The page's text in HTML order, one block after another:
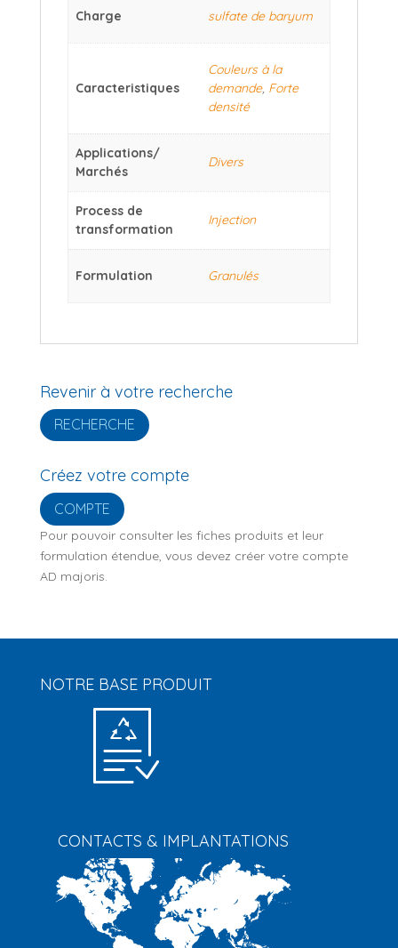
Charge sulfate de baryum
Caracteristiques
Couleurs à la
demande, Forte
densité
Applications/
Marchés
Divers
Process de
transformation
Injection
Formulation Granulés
Revenir à votre recherche
RECHERCHE
Créez votre compte
COMPTE
Pour pouvoir consulter les fiches produits et leur
formulation étendue, vous devez créer votre compte
AD majoris.
NOTRE BASE PRODUIT
CONTACTS & IMPLANTATIONS